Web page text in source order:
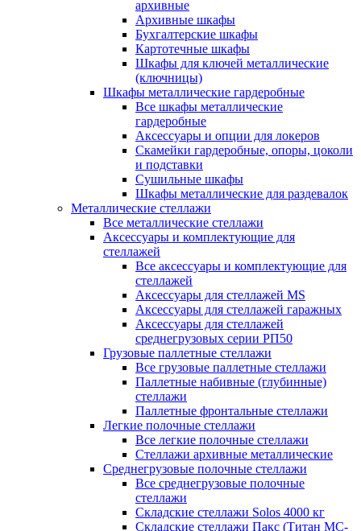
архивные
Архивные шкафы
Бухгалтерские шкафы
Картотечные шкафы
Шкафы для ключей металлические
(ключницы)
Шкафы металлические гардеробные
Все шкафы металлические
гардеробные
Аксессуары и опции для локеров
Скамейки гардеробные, опоры, цоколи
и подставки
Сушильные шкафы
Шкафы металлические для раздевалок
Металлические стеллажи
Все металлические стеллажи
Аксессуары и комплектующие для
стеллажей
Все аксессуары и комплектующие для
стеллажей
Аксессуары для стеллажей MS
Аксессуары для стеллажей гаражных
Аксессуары для стеллажей
среднегрузовых серии РП50
Грузовые паллетные стеллажи
Все грузовые паллетные стеллажи
Паллетные набивные (глубинные)
стеллажи
Паллетные фронтальные стеллажи
Легкие полочные стеллажи
Все легкие полочные стеллажи
Стеллажи архивные металлические
Среднегрузовые полочные стеллажи
Все среднегрузовые полочные
стеллажи
Складские стеллажи Solos 4000 кг
Складские стеллажи Пакс (Титан МС-